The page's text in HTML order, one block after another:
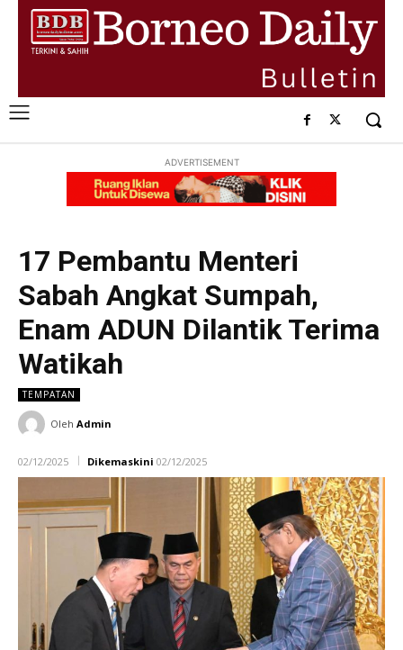
ADVERTISEMENT
17 Pembantu Menteri
Sabah Angkat Sumpah,
Enam ADUN Dilantik Terima
Watikah
TEMPATAN
Oleh Admin
02/12/2025 Dikemaskini 02/12/2025